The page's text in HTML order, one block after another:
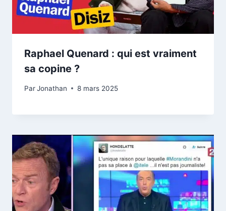
Raphael Quenard : qui est vraiment
sa copine ?
ParJonathan 8 mars 2025